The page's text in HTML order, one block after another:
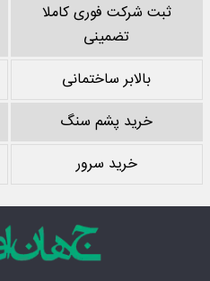
ثبت شرکت فوری کاملا
تضمینی
بالابر ساختمانی
خرید پشم سنگ
خرید سرور